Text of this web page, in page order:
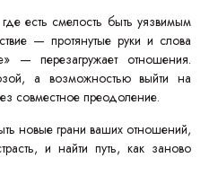
есть смелость быть уязвимым
— протянутые руки и слова
— перезагружает отношения.
а возможностью выйти на
совместное преодоление.
новые грани ваших отношений,
и найти путь, как заново